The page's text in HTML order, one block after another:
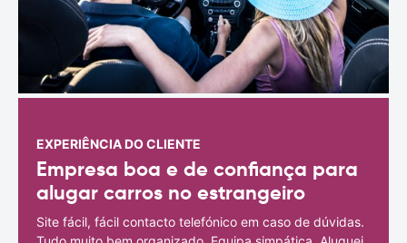
EXPERIÊNCIA DO CLIENTE
Empresa boa e de confiança para
alugar carros no estrangeiro
Site fácil, fácil contacto telefónico em caso de dúvidas.